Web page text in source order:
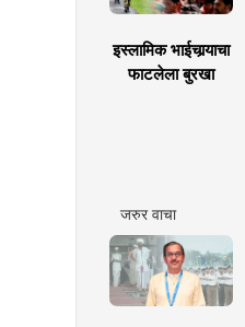
इस्लामिक भाईचार्‍याचा
फाटलेला बुरखा
जरुर वाचा